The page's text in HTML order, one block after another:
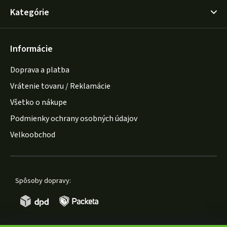
Kategórie
Informácie
Doprava a platba
Vrátenie tovaru / Reklamácie
Všetko o nákupe
Podmienky ochrany osobných údajov
Velkoobchod
Spôsoby dopravy: